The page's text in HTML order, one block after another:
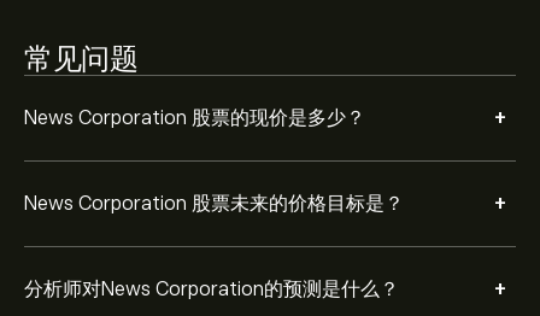
常见问题
News Corporation 股票的现价是多少？ +
News Corporation 股票未来的价格目标是？ +
分析师对News Corporation的预测是什么？ +